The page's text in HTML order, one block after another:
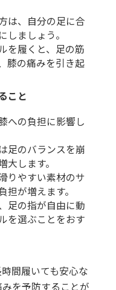
は、自分の足に合
しましょう。
を履くと、足の筋
膝の痛みを引き起
こと
への負担に影響し
足のバランスを崩
大します。
りやすい素材のサ
担が増えます。
足の指が自由に動
を選ぶことをおす
間履いても安心な
を予防することが